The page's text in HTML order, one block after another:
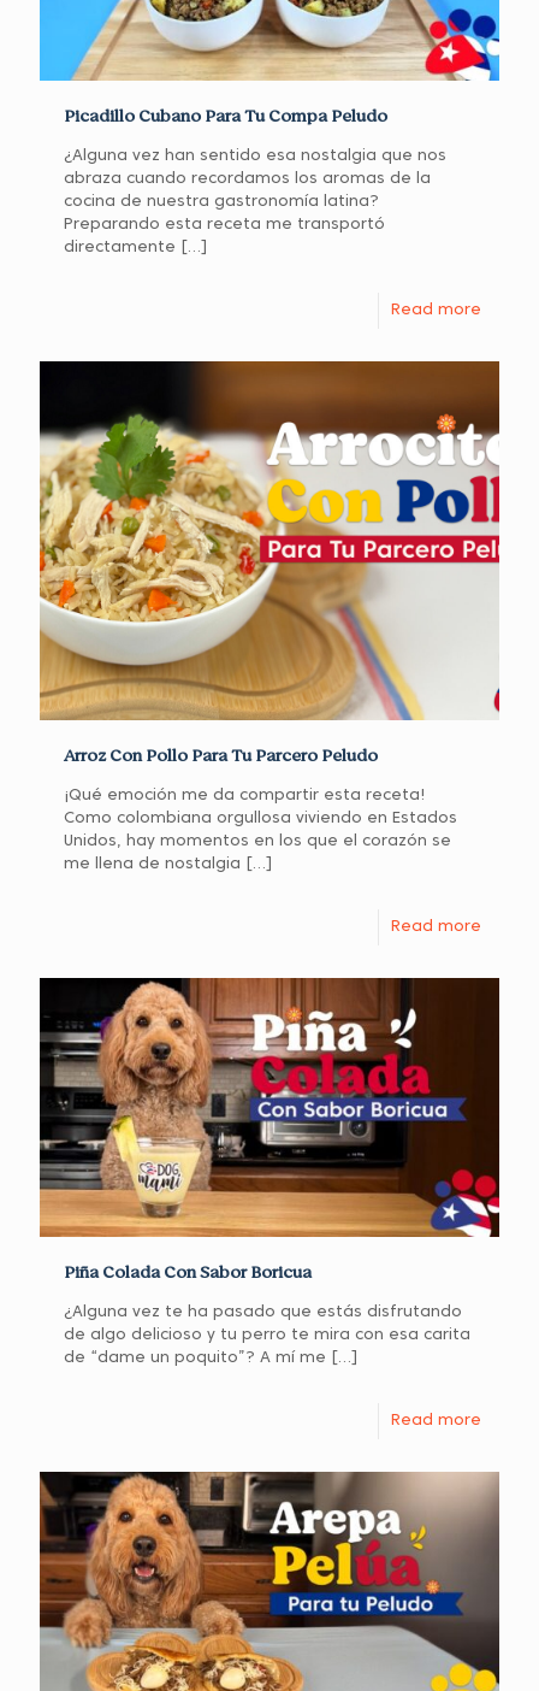
Picadillo Cubano Para Tu Compa Peludo
¿Alguna vez han sentido esa nostalgia que nos
abraza cuando recordamos los aromas de la
cocina de nuestra gastronomía latina?
Preparando esta receta me transportó
directamente […]
Read more
Arroz Con Pollo Para Tu Parcero Peludo
¡Qué emoción me da compartir esta receta!
Como colombiana orgullosa viviendo en Estados
Unidos, hay momentos en los que el corazón se
me llena de nostalgia […]
Read more
Piña Colada Con Sabor Boricua
¿Alguna vez te ha pasado que estás disfrutando
de algo delicioso y tu perro te mira con esa carita
de “dame un poquito”? A mí me […]
Read more